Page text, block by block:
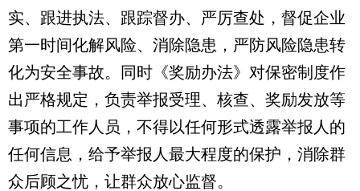
实、跟进执法、跟踪督办、严厉查处，督促企业
第一时间化解风险、消除隐患，严防风险隐患转
化为安全事故。同时《奖励办法》对保密制度作
出严格规定，负责举报受理、核查、奖励发放等
事项的工作人员，不得以任何形式透露举报人的
任何信息，给予举报人最大程度的保护，消除群
众后顾之忧，让群众放心监督。